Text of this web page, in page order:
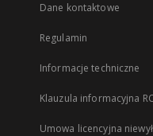
Dane kontaktowe
Regulamin
Informacje techniczne
Klauzula informacyjna
Umowa licencyjna